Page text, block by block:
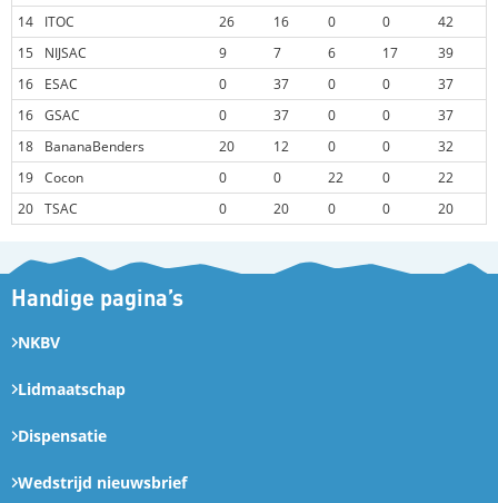
14
ITOC 26 16 0 0
42
15
NIJSAC 9 7 6 17
39
16
ESAC 0 37 0 0
37
16 GSAC 0 37 0 0
37
18
BananaBenders 20 12 0 0
32
19 Cocon 0 0 22 0
22
20 TSAC 0 20 0 0 20
Handige pagina’s
NKBV
Lidmaatschap
Dispensatie
Wedstrijd nieuwsbrief